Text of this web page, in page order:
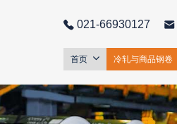
021-66930127
首页 冷轧与商品钢卷